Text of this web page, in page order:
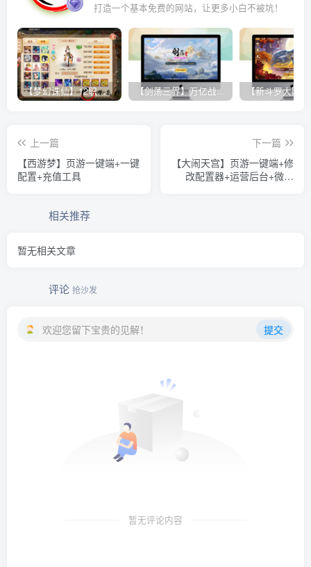
打造一个基本免费的网站，让更多小白不被坑！
【梦幻诛仙】12职业魔改电玩版+双端+后台+视频教程 【剑荡三界】万亿战力 win一键端+双端带教程+运营后台+授权GM后台+完美开服商业端
上一篇
【西游梦】页游一键端+一键
配置+充值工具
下一篇
【大闹天宫】页游一键端+修
改配置器+运营后台+微端
相关推荐
暂无相关文章
评论 抢沙发
欢迎您留下宝贵的见解！ 提交
暂无评论内容